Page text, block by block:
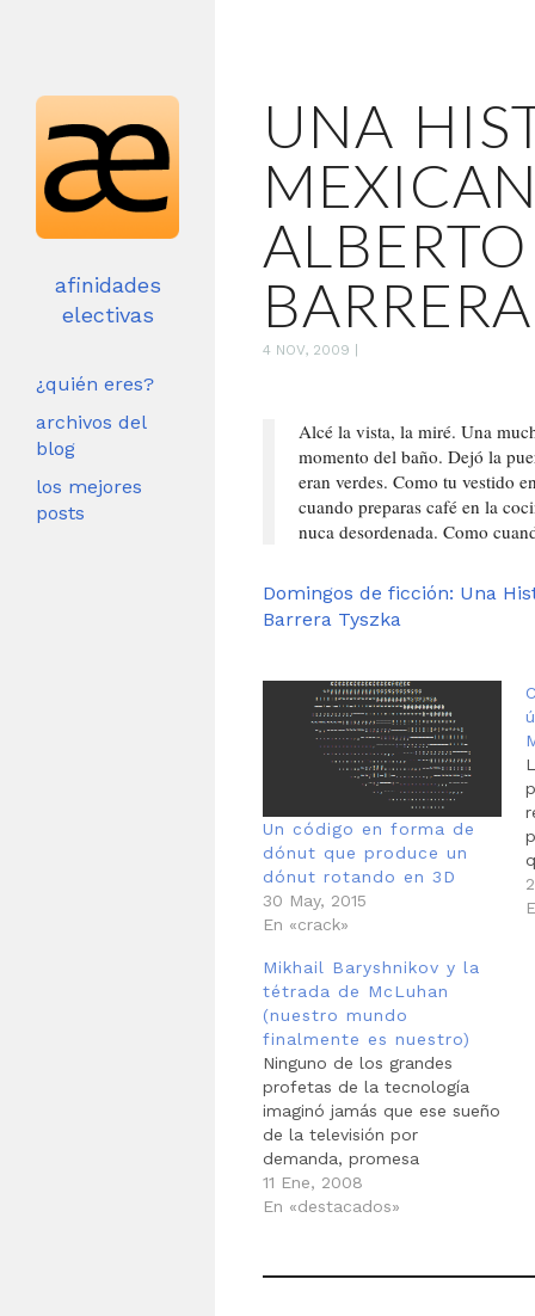
afinidades
electivas
¿quién eres?
archivos del
blog
los mejores
posts
UNA
ALBERTO
4 NOV, 2009
Alcé la vista, la miré. Una
momento del baño. Dejó la
eran verdes. Como tu vestido
cuando preparas café en la
nuca desordenada. Como
Domingos de ficción: Una
Barrera Tyszka
Un código en forma de
dónut que produce un
dónut rotando en 3D
30 May, 2015
En «crack»
Mikhail Baryshnikov y la
tétrada de McLuhan
(nuestro mundo
finalmente es nuestro)
Ninguno de los grandes
profetas de la tecnología
imaginó jamás que ese sueño
de la televisión por
demanda, promesa
incumplida desde la
transmisión de Our World en
limitada experiencia en
11 Ene, 2008
En «destacados»